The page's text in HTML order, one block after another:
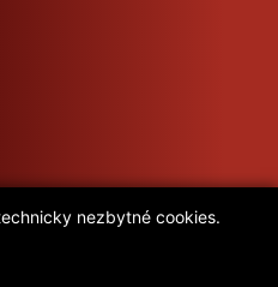
nezbytné cookies.